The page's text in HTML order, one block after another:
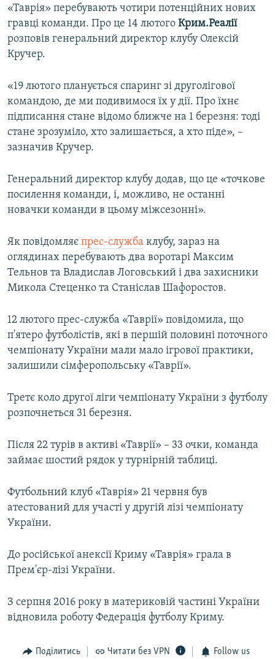
Усі сайти RFE/RL
«Таврія» перебувають чотири потенційних нових
гравці команди. Про це 14 лютого Крим.Реалії
розповів генеральний директор клубу Олексій
Кручер.
«19 лютого планується спаринг зі друголігової
командою, де ми подивимося їх у дії. Про їхнє
підписання стане відомо ближче на 1 березня: тоді
стане зрозуміло, хто залишається, а хто піде», –
зазначив Кручер.
Генеральний директор клубу додав, що це «точкове
посилення команди, і, можливо, не останні
новачки команди в цьому міжсезонні».
Як повідомляє прес-служба клубу, зараз на
оглядинах перебувають два воротарі Максим
Тельнов та Владислав Логовський і два захисники
Микола Стеценко та Станіслав Шафоростов.
12 лютого прес-служба «Таврії» повідомила, що
п'ятеро футболістів, які в першій половині поточного
чемпіонату України мали мало ігрової практики,
залишили сімферопольську «Таврії».
Третє коло другої ліги чемпіонату України з футболу
розпочнеться 31 березня.
Після 22 турів в активі «Таврії» – 33 очки, команда
займає шостий рядок у турнірній таблиці.
Футбольний клуб «Таврія» 21 червня був
атестований для участі у другій лізі чемпіонату
України.
До російської анексії Криму «Таврія» грала в
Прем'єр-лізі України.
З серпня 2016 року в материковій частині України
відновила роботу Федерація футболу Криму.
Поділитись Читати без VPN Follow us